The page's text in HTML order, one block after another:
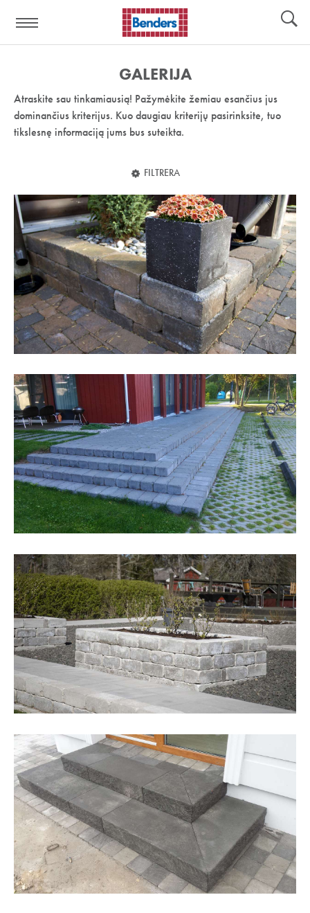
nuoroda:
GALERIJA
Atraskite sau tinkamiausią! Pažymėkite žemiau esančius jus
dominančius kriterijus. Kuo daugiau kriterijų pasirinksite, tuo
tikslesnę informaciją jums bus suteikta.
FILTRERA